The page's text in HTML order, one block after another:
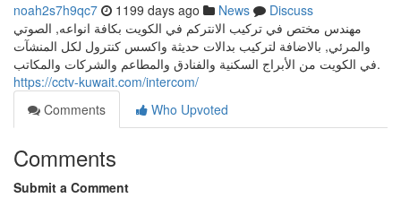
noah2s7h9qc7 1199 days ago News
Discuss
مهندس مختص في تركيب الانتركم في الكويت بكافة انواعه, الصوتي
والمرئي, بالاضافة لتركيب بدالات حديثة واكسس كنترول لكل المنشآت
في الكويت من الأبراج السكنية والفنادق والمطاعم والشركات والمكاتب.
https://cctv-kuwait.com/intercom/
Comments
Who Upvoted
Comments
Submit a Comment